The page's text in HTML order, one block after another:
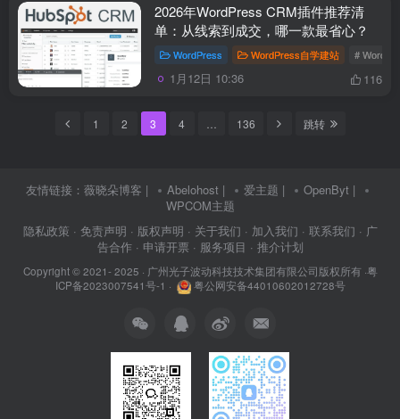
2026年WordPress CRM插件推荐清
单：从线索到成交，哪一款最省心？
WordPress WordPress自学建站 #
1月12日 10:36 116
1 2 3 4 136 跳转
友情链接： 薇晓朵博客 | Abelohost | 爱主题 | OpenByt |
WPCOM主题
隐私政策 · 免责声明 · 版权声明 · 关于我们 · 加入我们 · 联系我们 · 广
告合作 · 申请开票 · 服务项目 · 推介计划
Copyright © 2021- 2025 · 广州光子波动科技技术集团有限公司版权所有·粤
ICP备2023007541号-1 · 粤公网安备44010602012728号